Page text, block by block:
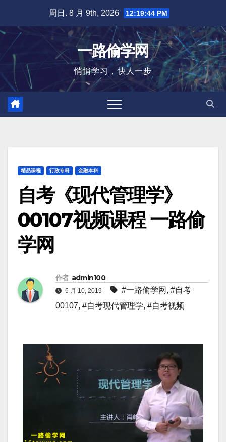
内
容
周日. 8 月 9th, 2026 12:19:45 PM
一路偷学网
悄悄学习，快人一步
精品课程 行政专科 金融本科
自考《现代管理学》
00107视频课程 一路偷
学网
作者 admin100
6 月 10, 2019 #一路偷学网 , #自考
00107, #自考现代管理学, #自考视频